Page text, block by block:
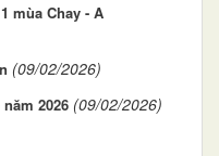
mùa Chay - A
(09/02/2026)
2026 (09/02/2026)